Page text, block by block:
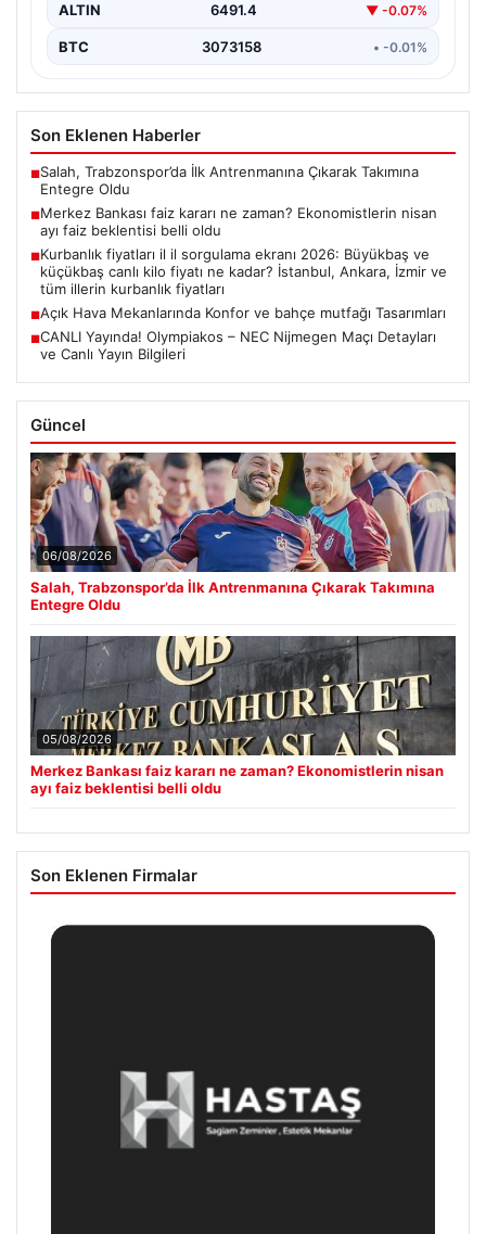
ALTIN 6491.4 ▼ -0.07%
BTC 3073158 • -0.01%
Son Eklenen Haberler
■Salah, Trabzonspor’da İlk Antrenmanına Çıkarak Takımına
Entegre Oldu
■Merkez Bankası faiz kararı ne zaman? Ekonomistlerin nisan
ayı faiz beklentisi belli oldu
■Kurbanlık fiyatları il il sorgulama ekranı 2026: Büyükbaş ve
küçükbaş canlı kilo fiyatı ne kadar? İstanbul, Ankara, İzmir ve
tüm illerin kurbanlık fiyatları
■Açık Hava Mekanlarında Konfor ve bahçe mutfağı Tasarımları
■CANLI Yayında! Olympiakos – NEC Nijmegen Maçı Detayları
ve Canlı Yayın Bilgileri
Güncel
06/08/2026
Salah, Trabzonspor’da İlk Antrenmanına Çıkarak Takımına
Entegre Oldu
05/08/2026
Merkez Bankası faiz kararı ne zaman? Ekonomistlerin nisan
ayı faiz beklentisi belli oldu
Son Eklenen Firmalar